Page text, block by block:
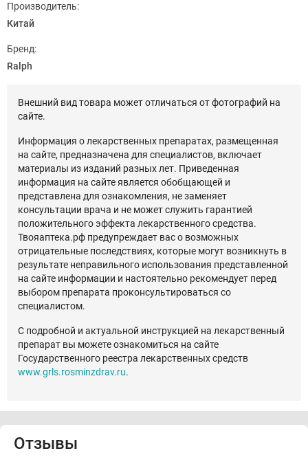
Производитель:
Китай
Бренд:
Ralph
Внешний вид товара может отличаться от фотографий на
сайте.
Информация о лекарственных препаратах, размещенная
на сайте, предназначена для специалистов, включает
материалы из изданий разных лет. Приведенная
информация на сайте является обобщающей и
представлена для ознакомления, не заменяет
консультации врача и не может служить гарантией
положительного эффекта лекарственного средства.
Твояаптека.рф предупреждает вас о возможных
отрицательные последствиях, которые могут возникнуть в
результате неправильного использования представленной
на сайте информации и настоятельно рекомендует перед
выбором препарата проконсультироваться со
специалистом.
С подробной и актуальной инструкцией на лекарственный
препарат вы можете ознакомиться на сайте
Государственного реестра лекарственных средств
www.grls.rosminzdrav.ru.
Отзывы